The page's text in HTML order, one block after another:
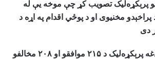
پرېکړه‌لیک تصویب کړ چې موخه یې له
مخنیوی او د پوځي اقدام په اړه د
دی
د راپورونو له مخې، دغه پرېکړه‌لیک د ۲۱۵ موافقو او ۲۰۸ مخالفو